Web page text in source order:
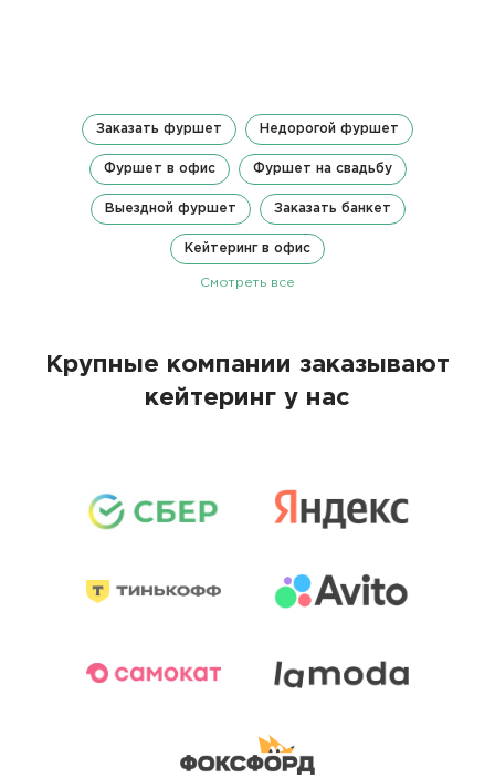
Заказать фуршет Недорогой фуршет
Фуршет в офис Фуршет на свадьбу
Выездной фуршет Заказать банкет
Кейтеринг в офис
Смотреть все
Крупные компании заказывают
кейтеринг у нас